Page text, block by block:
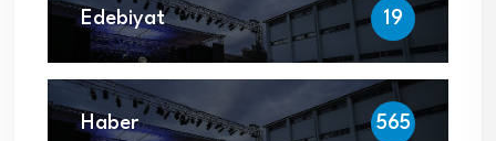
Edebiyat 19
Haber 565